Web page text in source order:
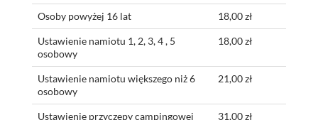
Osoby powyżej 16 lat 18,00 zł
Ustawienie namiotu 1, 2, 3, 4 , 5
osobowy
18,00 zł
Ustawienie namiotu większego niż 6
osobowy
21,00 zł
Ustawienie przyczepy campingowej 31,00 zł